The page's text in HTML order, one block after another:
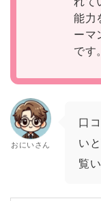
能力
ーマ
です。
おにいさん
口
い
覧